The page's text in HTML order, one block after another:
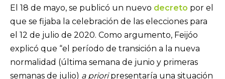
El 18 de mayo, se publicó un nuevo decreto por el
que se fijaba la celebración de las elecciones para
el 12 de julio de 2020. Como argumento, Feijóo
explicó que “el período de transición a la nueva
normalidad (última semana de junio y primeras
semanas de julio) a prioripresentaría una situación